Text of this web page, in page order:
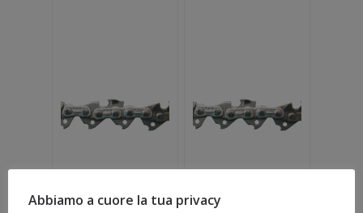
Abbiamo a cuore la tua privacy